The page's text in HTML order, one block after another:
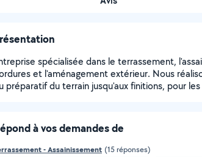
spécialisée dans le terrassement,
et l'aménagement extérieur. Nous
préparatif du terrain jusqu'aux finitions, pour
à vos demandes de
- Assainissement (15 réponses)